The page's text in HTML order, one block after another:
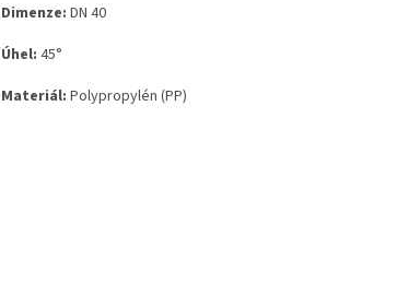
Dimenze: DN 40
Úhel: 45°
Materiál: Polypropylén (PP)